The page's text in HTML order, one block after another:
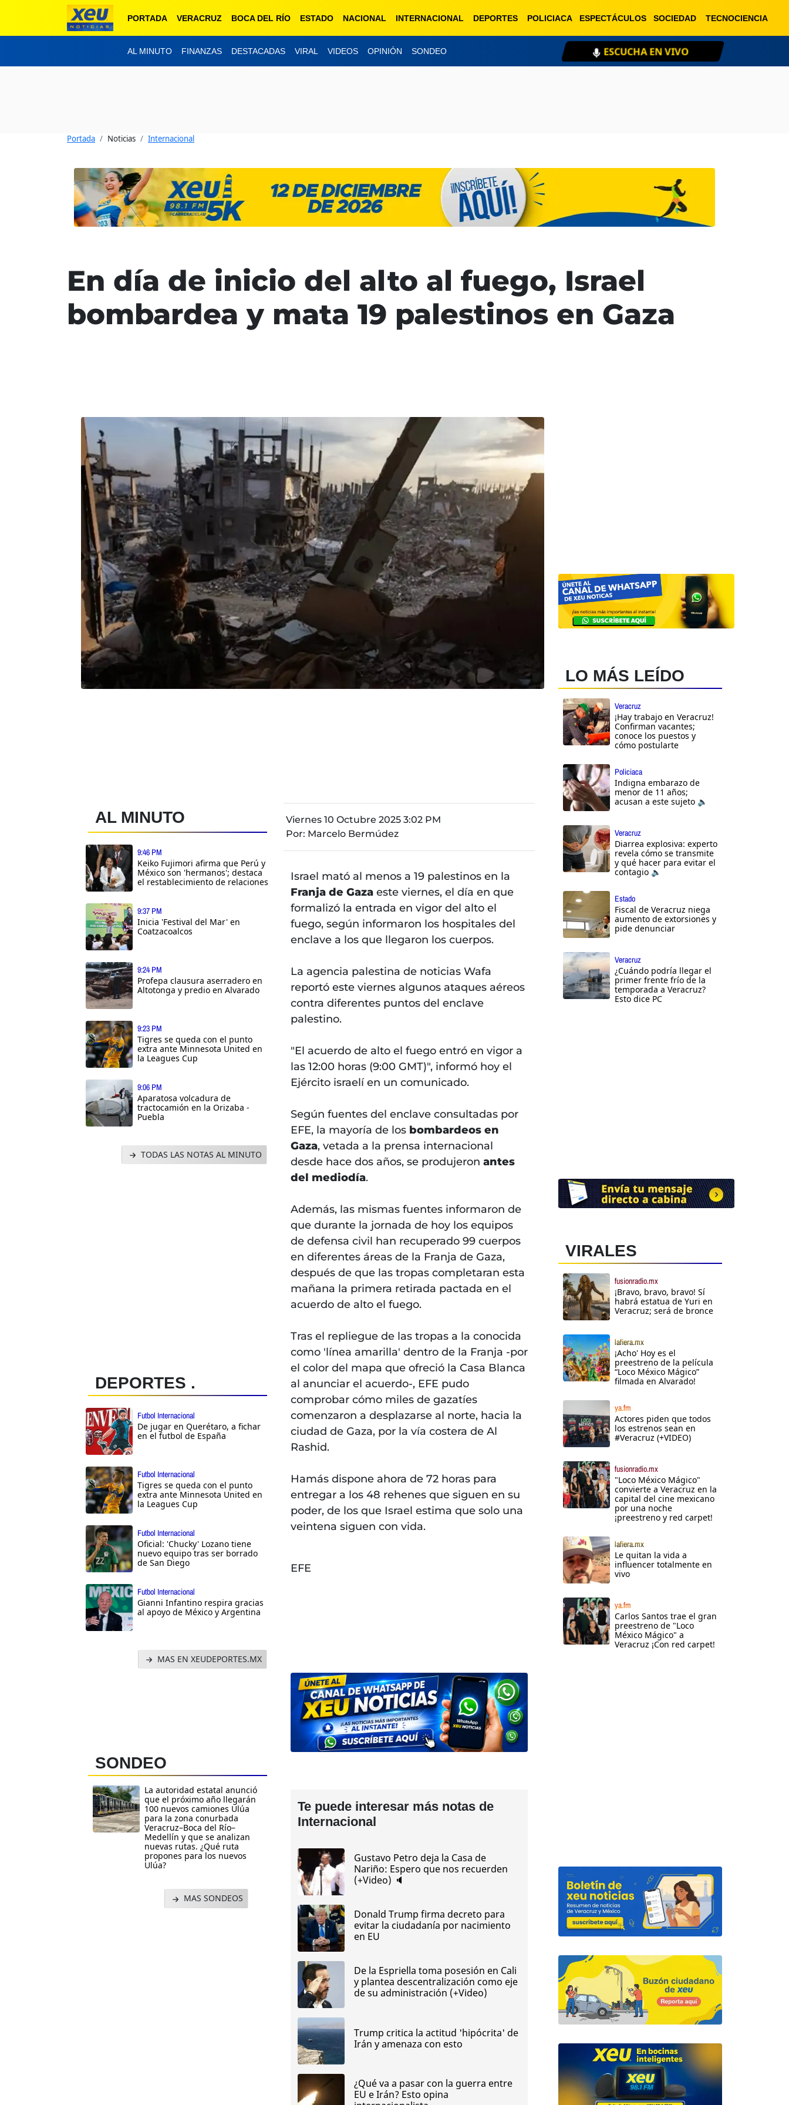
PORTADA VERACRUZ BOCA DEL RÍO ESTADO NACIONAL INTERNACIONAL DEPORTES POLICIACA ESPECTÁCULOS SOCIEDAD TECNOCIENCIA
AL MINUTO FINANZAS DESTACADAS VIRAL VIDEOS OPINIÓN SONDEO ESCUCHA EN VIVO
Portada Noticias Internacional
En día de inicio del alto al fuego, Israel
bombardea y mata 19 palestinos en Gaza
AL MINUTO
9:46 PM
Keiko Fujimori afirma que Perú y
México son 'hermanos'; destaca
el restablecimiento de relaciones
9:37 PM
Inicia 'Festival del Mar' en
Coatzacoalcos
9:24 PM
Profepa clausura aserradero en
Altotonga y predio en Alvarado
9:23 PM
Tigres se queda con el punto
extra ante Minnesota United en
la Leagues Cup
9:06 PM
Aparatosa volcadura de
tractocamión en la Orizaba -
Puebla
TODAS LAS NOTAS AL MINUTO
DEPORTES .
Futbol Internacional
De jugar en Querétaro, a fichar
en el futbol de España
Futbol Internacional
Tigres se queda con el punto
extra ante Minnesota United en
la Leagues Cup
Futbol Internacional
Oficial: 'Chucky' Lozano tiene
nuevo equipo tras ser borrado
de San Diego
Futbol Internacional
Gianni Infantino respira gracias
al apoyo de México y Argentina
MAS EN XEUDEPORTES.MX
SONDEO
La autoridad estatal anunció
que el próximo año llegarán
100 nuevos camiones Ulúa
para la zona conurbada
Veracruz–Boca del Río–
Medellín y que se analizan
nuevas rutas. ¿Qué ruta
propones para los nuevos
Ulúa?
MAS SONDEOS
Viernes 10 Octubre 2025 3:02 PM
Por: Marcelo Bermúdez
Israel mató al menos a 19 palestinos en la
Franja de Gazaeste viernes, el día en que
formalizó la entrada en vigor del alto el
fuego, según informaron los hospitales del
enclave a los que llegaron los cuerpos.
La agencia palestina de noticias Wafa
reportó este viernes algunos ataques aéreos
contra diferentes puntos del enclave
palestino.
"El acuerdo de alto el fuego entró en vigor a
las 12:00 horas (9:00 GMT)", informó hoy el
Ejército israelí en un comunicado.
Según fuentes del enclave consultadas por
EFE, la mayoría de los bombardeos en
Gaza, vetada a la prensa internacional
desde hace dos años, se produjeron antes
del mediodía.
Además, las mismas fuentes informaron de
que durante la jornada de hoy los equipos
de defensa civil han recuperado 99 cuerpos
en diferentes áreas de la Franja de Gaza,
después de que las tropas completaran esta
mañana la primera retirada pactada en el
acuerdo de alto el fuego.
Tras el repliegue de las tropas a la conocida
como 'línea amarilla' dentro de la Franja -por
el color del mapa que ofreció la Casa Blanca
al anunciar el acuerdo-, EFE pudo
comprobar cómo miles de gazatíes
comenzaron a desplazarse al norte, hacia la
ciudad de Gaza, por la vía costera de Al
Rashid.
Hamás dispone ahora de 72 horas para
entregar a los 48 rehenes que siguen en su
poder, de los que Israel estima que solo una
veintena siguen con vida.
EFE
Te puede interesar más notas de
Internacional
Gustavo Petro deja la Casa de
Nariño: Espero que nos recuerden
(+Video) 🔈
Donald Trump firma decreto para
evitar la ciudadanía por nacimiento
en EU
De la Espriella toma posesión en Cali
y plantea descentralización como eje
de su administración (+Video)
Trump critica la actitud 'hipócrita' de
Irán y amenaza con esto
¿Qué va a pasar con la guerra entre
EU e Irán? Esto opina
LO MÁS LEÍDO
Veracruz
¡Hay trabajo en Veracruz!
Confirman vacantes;
conoce los puestos y
cómo postularte
Policiaca
Indigna embarazo de
menor de 11 años;
acusan a este sujeto 🔈
Veracruz
Diarrea explosiva: experto
revela cómo se transmite
y qué hacer para evitar el
contagio 🔈
Estado
Fiscal de Veracruz niega
aumento de extorsiones y
pide denunciar
Veracruz
¿Cuándo podría llegar el
primer frente frío de la
temporada a Veracruz?
Esto dice PC
VIRALES
fusionradio.mx
¡Bravo, bravo, bravo! Sí
habrá estatua de Yuri en
Veracruz; será de bronce
lafiera.mx
¡Acho' Hoy es el
preestreno de la película
“Loco México Mágico”
filmada en Alvarado!
ya.fm
Actores piden que todos
los estrenos sean en
#Veracruz (+VIDEO)
fusionradio.mx
"Loco México Mágico"
convierte a Veracruz en la
capital del cine mexicano
por una noche
¡preestreno y red carpet!
lafiera.mx
Le quitan la vida a
influencer totalmente en
vivo
ya.fm
Carlos Santos trae el gran
preestreno de "Loco
México Mágico" a
Veracruz ¡Con red carpet!